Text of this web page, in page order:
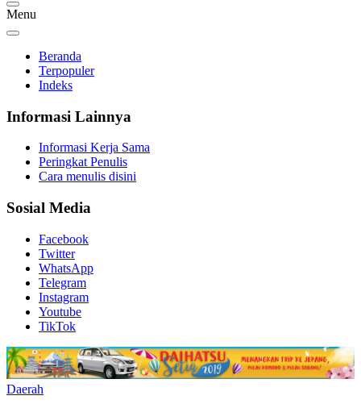
Menu
Beranda
Terpopuler
Indeks
Informasi Lainnya
Informasi Kerja Sama
Peringkat Penulis
Cara menulis disini
Sosial Media
Facebook
Twitter
WhatsApp
Telegram
Instagram
Youtube
TikTok
Daerah